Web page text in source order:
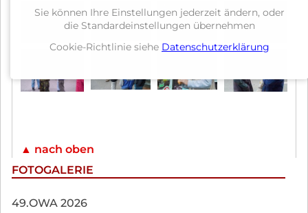
▲ nach oben
FOTOGALERIE
Navigation
49.OWA 2026
Sie können Ihre Einstellungen jederzeit ändern, oder
die Standardeinstellungen übernehmen
Cookie-Richtlinie siehe Datenschutzerklärung